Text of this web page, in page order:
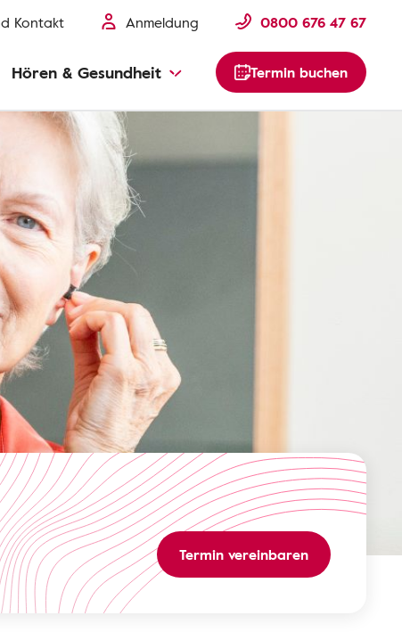
Kontakt Anmeldung 0800 676 47 67
Hören & Gesundheit Termin buchen
Termin vereinbaren